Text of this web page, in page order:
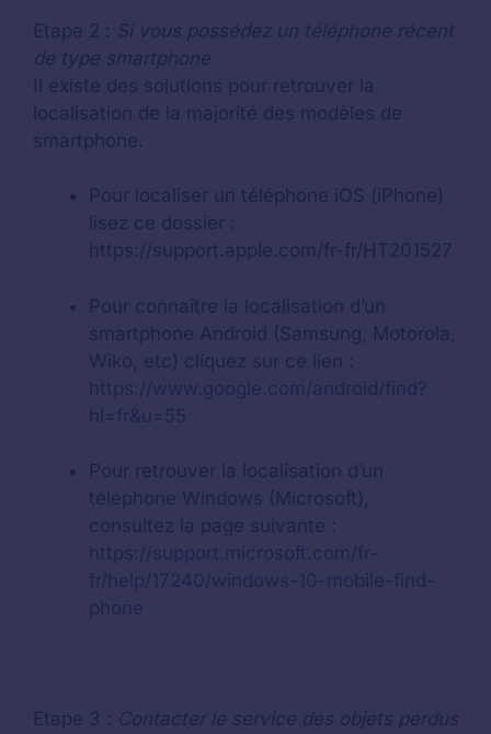
Etape 2 : Si vous possédez un téléphone récent
de type smartphone
Il existe des solutions pour retrouver la
localisation de la majorité des modèles de
smartphone.
Pour localiser un téléphone iOS (iPhone)
lisez ce dossier :
https://support.apple.com/fr-fr/HT201527
Pour connaître la localisation d’un
smartphone Android (Samsung, Motorola,
Wiko, etc) cliquez sur ce lien :
https://www.google.com/android/find?
hl=fr&u=55
Pour retrouver la localisation d’un
téléphone Windows (Microsoft),
consultez la page suivante :
https://support.microsoft.com/fr-
fr/help/17240/windows-10-mobile-find-
phone
Etape 3 : Contacter le service des objets perdus